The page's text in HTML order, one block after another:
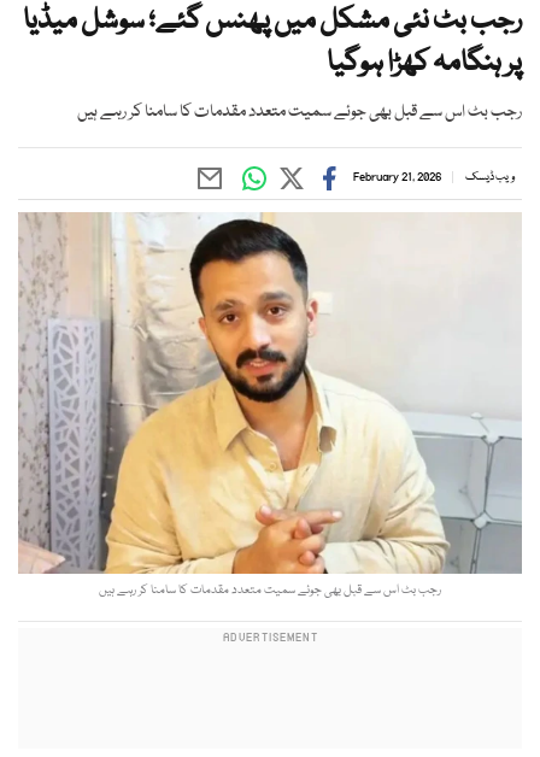
رجب بٹ نئی مشکل میں پھنس گئے؛ سوشل میڈیا
پر ہنگامہ کھڑا ہوگیا
رجب بٹ اس سے قبل بھی جوئے سمیت متعدد مقدمات کا سامنا کر رہے ہیں
ویب ڈیسک February 21, 2026
رجب بٹ اس سے قبل بھی جوئے سمیت متعدد مقدمات کا سامنا کر رہے ہیں